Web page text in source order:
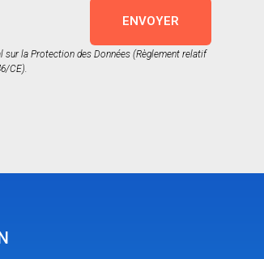
ENVOYER
la Protection des Données (Règlement relatif
CE).